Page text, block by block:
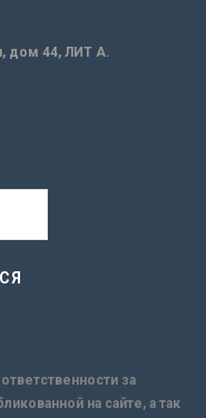
дом 44, ЛИТ А.
за
на сайте, а так